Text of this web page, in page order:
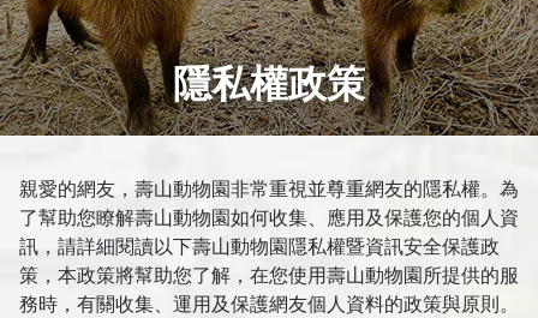
隱私權政策
親愛的網友，壽山動物園非常重視並尊重網友的隱私權。為
了幫助您瞭解壽山動物園如何收集、應用及保護您的個人資
訊，請詳細閱讀以下壽山動物園隱私權暨資訊安全保護政
策，本政策將幫助您了解，在您使用壽山動物園所提供的服
務時，有關收集、運用及保護網友個人資料的政策與原則。